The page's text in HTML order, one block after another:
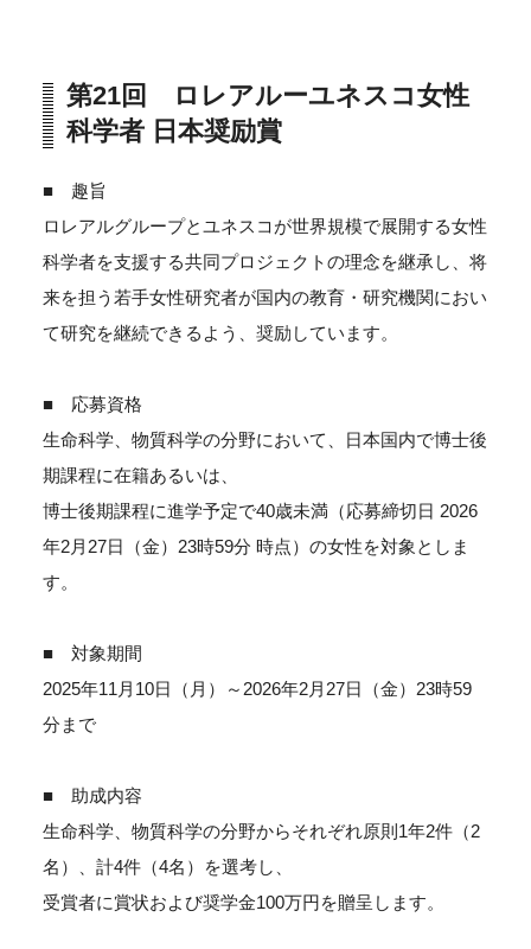
第21回 ロレアルーユネスコ女性
科学者 日本奨励賞
■ 趣旨
ロレアルグループとユネスコが世界規模で展開する女性
科学者を支援する共同プロジェクトの理念を継承し、将
来を担う若手女性研究者が国内の教育・研究機関におい
て研究を継続できるよう、奨励しています。
■ 応募資格
生命科学、物質科学の分野において、日本国内で博士後
期課程に在籍あるいは、
博士後期課程に進学予定で40歳未満（応募締切日 2026
年2月27日（金）23時59分 時点）の女性を対象としま
す。
■ 対象期間
2025年11月10日（月）～2026年2月27日（金）23時59
分まで
■ 助成内容
生命科学、物質科学の分野からそれぞれ原則1年2件（2
名）、計4件（4名）を選考し、
受賞者に賞状および奨学金100万円を贈呈します。